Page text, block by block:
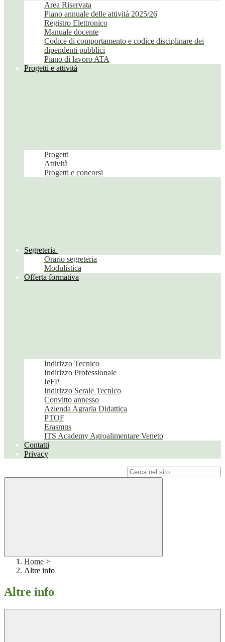
Area Riservata
Piano annuale delle attività 2025/26
Registro Elettronico
Manuale docente
Codice di comportamento e codice disciplinare dei
dipendenti pubblici
Piano di lavoro ATA
Progetti e attività
Progetti
Attività
Progetti e concorsi
Segreteria
Orario segreteria
Modulistica
Offerta formativa
Indirizzo Tecnico
Indirizzo Professionale
IeFP
Indirizzo Serale Tecnico
Convitto annesso
Azienda Agraria Didattica
PTOF
Erasmus
ITS Academy Agroalimentare Veneto
Contatti
Privacy
Home >
Altre info
Altre info